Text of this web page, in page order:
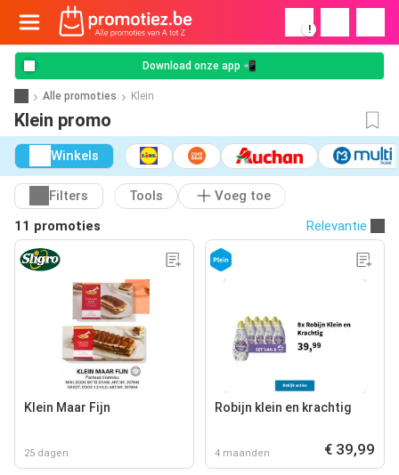
!
Download onze app 📲
Alle promoties Klein
Klein promo
Winkels
Filters Tools
Voeg toe
11 promoties
Relevantie
Klein Maar Fijn
25 dagen
Robijn klein en krachtig
4 maanden € 39,99